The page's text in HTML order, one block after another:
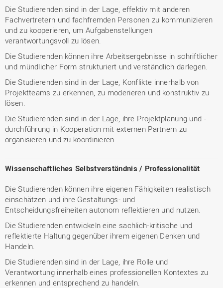
Die Studierenden sind in der Lage, effektiv mit anderen
Fachvertretern und fachfremden Personen zu kommunizieren
und zu kooperieren, um Aufgabenstellungen
verantwortungsvoll zu lösen.
Die Studierenden können ihre Arbeitsergebnisse in schriftlicher
und mündlicher Form strukturiert und verständlich darlegen.
Die Studierenden sind in der Lage, Konflikte innerhalb von
Projektteams zu erkennen, zu moderieren und konstruktiv zu
lösen.
Die Studierenden sind in der Lage, ihre Projektplanung und -
durchführung in Kooperation mit externen Partnern zu
organisieren und zu koordinieren.
Wissenschaftliches Selbstverständnis / Professionalität
Die Studierenden können ihre eigenen Fähigkeiten realistisch
einschätzen und ihre Gestaltungs- und
Entscheidungsfreiheiten autonom reflektieren und nutzen.
Die Studierenden entwickeln eine sachlich-kritische und
reflektierte Haltung gegenüber ihrem eigenen Denken und
Handeln.
Die Studierenden sind in der Lage, ihre Rolle und
Verantwortung innerhalb eines professionellen Kontextes zu
erkennen und entsprechend zu handeln.